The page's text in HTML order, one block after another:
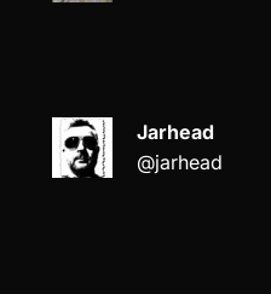
Jarhead
@jarhead